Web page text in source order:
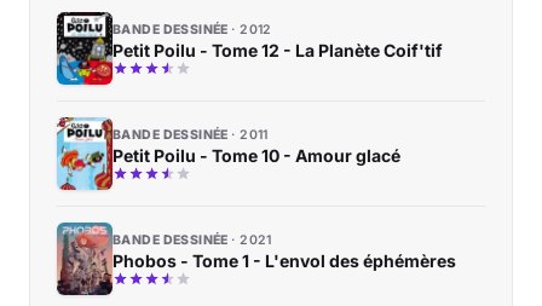
BANDE DESSINÉE 2012
Petit Poilu - Tome 12 - La Planète Coif'tif
BANDE DESSINÉE 2011
Petit Poilu - Tome 10 - Amour glacé
BANDE DESSINÉE 2021
Phobos - Tome 1 - L'envol des éphémères